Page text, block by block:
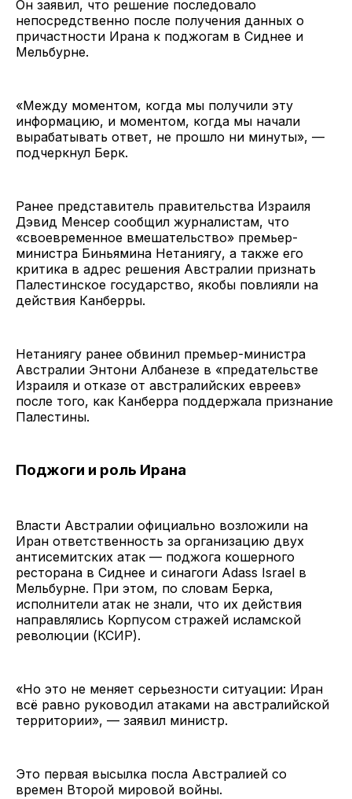
Он заявил, что решение последовало
непосредственно после получения данных о
причастности Ирана к поджогам в Сиднее и
Мельбурне.
«Между моментом, когда мы получили эту
информацию, и моментом, когда мы начали
вырабатывать ответ, не прошло ни минуты», —
подчеркнул Берк.
Ранее представитель правительства Израиля
Дэвид Менсер сообщил журналистам, что
«своевременное вмешательство» премьер-
министра Биньямина Нетаниягу, а также его
критика в адрес решения Австралии признать
Палестинское государство, якобы повлияли на
действия Канберры.
Нетаниягу ранее обвинил премьер-министра
Австралии Энтони Албанезе в «предательстве
Израиля и отказе от австралийских евреев»
после того, как Канберра поддержала признание
Палестины.
Поджоги и роль Ирана
Власти Австралии официально возложили на
Иран ответственность за организацию двух
антисемитских атак — поджога кошерного
ресторана в Сиднее и синагоги Adass Israel в
Мельбурне. При этом, по словам Берка,
исполнители атак не знали, что их действия
направлялись Корпусом стражей исламской
революции (КСИР).
«Но это не меняет серьезности ситуации: Иран
всё равно руководил атаками на австралийской
территории», — заявил министр.
Это первая высылка посла Австралией со
времен Второй мировой войны.